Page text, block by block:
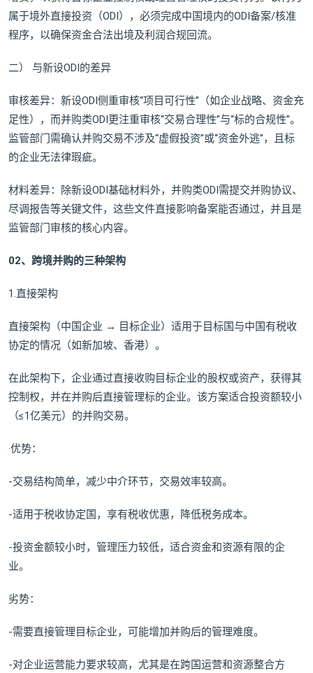
属于境外直接投资（ODI），必须完成中国境内的ODI备案/核准
程序，以确保资金合法出境及利润合规回流。
二） 与新设ODI的差异
审核差异：新设ODI侧重审核“项目可行性”（如企业战略、资金充
足性），而并购类ODI更注重审核“交易合理性”与“标的合规性”。
监管部门需确认并购交易不涉及“虚假投资”或“资金外逃”，且标
的企业无法律瑕疵。
材料差异：除新设ODI基础材料外，并购类ODI需提交并购协议、
尽调报告等关键文件，这些文件直接影响备案能否通过，并且是
监管部门审核的核心内容。
02、 跨境并购的三种架构
1.直接架构
直接架构（中国企业 → 目标企业）适用于目标国与中国有税收
协定的情况（如新加坡、香港）。
在此架构下，企业通过直接收购目标企业的股权或资产，获得其
控制权，并在并购后直接管理标的企业。该方案适合投资额较小
（≤1亿美元）的并购交易。
·优势：
-交易结构简单，减少中介环节，交易效率较高。
-适用于税收协定国，享有税收优惠，降低税务成本。
-投资金额较小时，管理压力较低，适合资金和资源有限的企
业。
劣势：
-需要直接管理目标企业，可能增加并购后的管理难度。
-对企业运营能力要求较高，尤其是在跨国运营和资源整合方